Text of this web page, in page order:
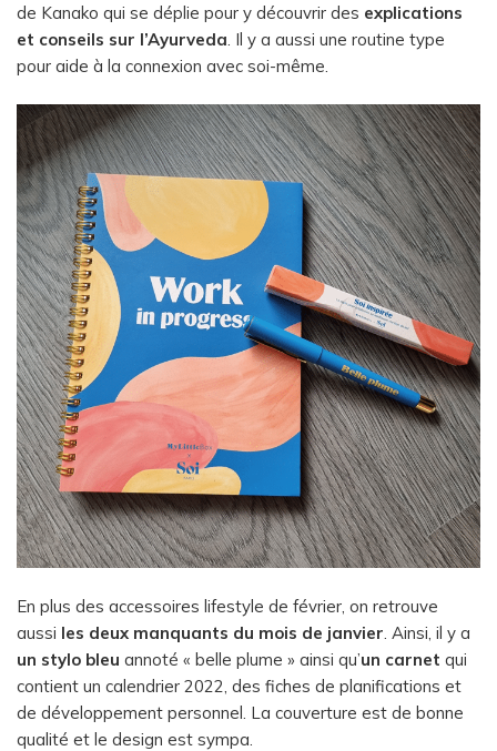
de Kanako qui se déplie pour y découvrir des explications
et conseils sur l’Ayurveda . Il y a aussi une routine type
pour aide à la connexion avec soi-même.
En plus des accessoires lifestyle de février, on retrouve
aussi les deux manquants du mois de janvier . Ainsi, il y a
un stylo bleu annoté « belle plume » ainsi qu’un carnet qui
contient un calendrier 2022, des fiches de planifications et
de développement personnel. La couverture est de bonne
qualité et le design est sympa.